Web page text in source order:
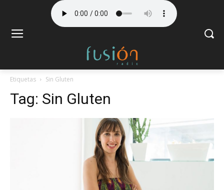
Etiquetas Sin Gluten
Tag: Sin Gluten